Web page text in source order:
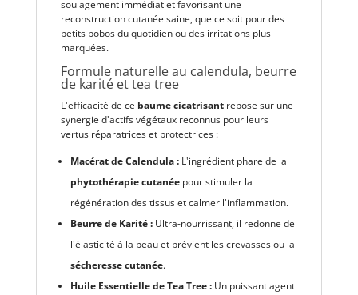
soulagement immédiat et favorisant une
reconstruction cutanée saine, que ce soit pour des
petits bobos du quotidien ou des irritations plus
marquées.
Formule naturelle au calendula, beurre
de karité et tea tree
L'efficacité de ce baume cicatrisantrepose sur une
synergie d'actifs végétaux reconnus pour leurs
vertus réparatrices et protectrices :
Macérat de Calendula :L'ingrédient phare de la
phytothérapie cutanéepour stimuler la
régénération des tissus et calmer l'inflammation.
Beurre de Karité :Ultra-nourrissant, il redonne de
l'élasticité à la peau et prévient les crevasses ou la
sécheresse cutanée.
Huile Essentielle de Tea Tree :Un puissant agent